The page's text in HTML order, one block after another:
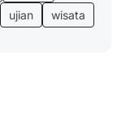
ujian
wisata